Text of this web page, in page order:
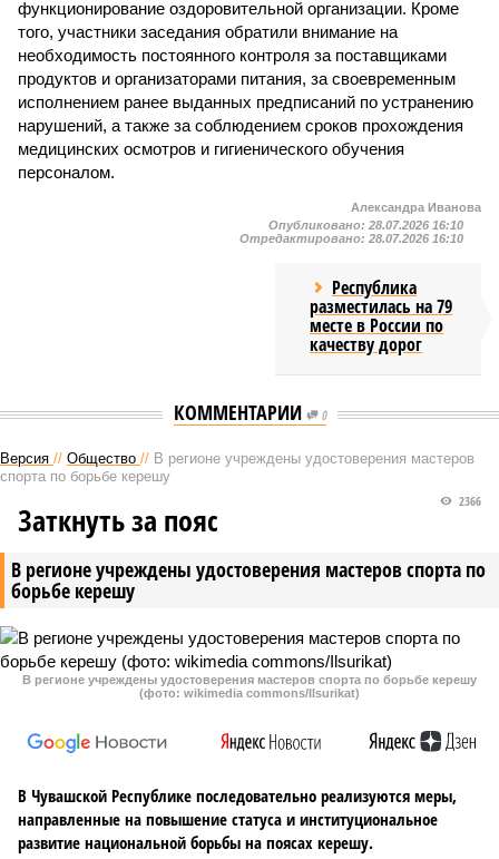
функционирование оздоровительной организации. Кроме
того, участники заседания обратили внимание на
необходимость постоянного контроля за поставщиками
продуктов и организаторами питания, за своевременным
исполнением ранее выданных предписаний по устранению
нарушений, а также за соблюдением сроков прохождения
медицинских осмотров и гигиенического обучения
персоналом.
Александра Иванова
Опубликовано: 28.07.2026 16:10
Отредактировано: 28.07.2026 16:10
Республика
разместилась на 79
месте в России по
качеству дорог
КОММЕНТАРИИ 0
Версия // Общество // В регионе учреждены удостоверения мастеров
спорта по борьбе керешу
В регионе учреждены удостоверения мастеров спорта по
борьбе керешу
2366
Заткнуть за пояс
В регионе учреждены удостоверения мастеров спорта по борьбе керешу
(фото: wikimedia commons/Ilsurikat)
В Чувашской Республике последовательно реализуются меры,
направленные на повышение статуса и институциональное
развитие национальной борьбы на поясах керешу.